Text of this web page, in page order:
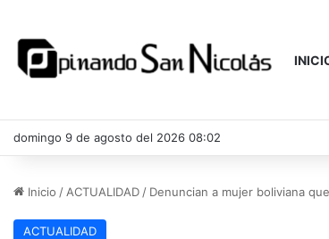
domingo 9 de agosto del 2026 08:02
Inicio / ACTUALIDAD / Denuncian a mujer boliviana
ACTUALIDAD